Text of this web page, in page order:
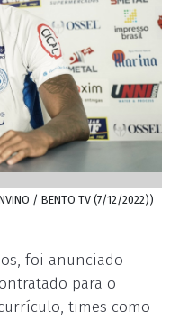
/ BENTO TV (7/12/2022))
foi anunciado
para o
times como